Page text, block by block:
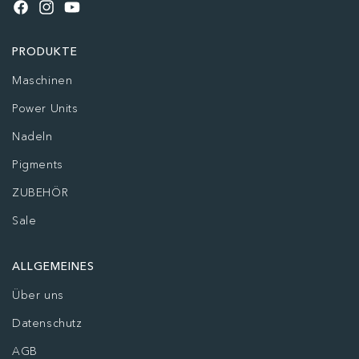
Facebook
InstagramYouTube
PRODUKTE
Maschinen
Power Units
Nadeln
Pigments
ZUBEHÖR
Sale
ALLGEMEINES
Über uns
Datenschutz
AGB